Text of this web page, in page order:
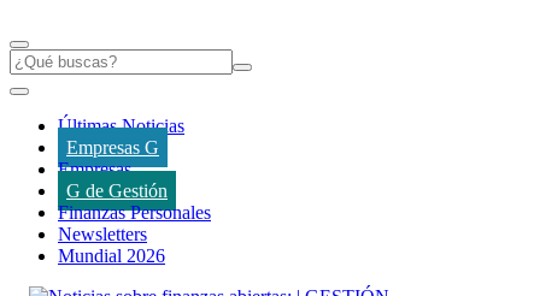
Últimas Noticias
Empresas G
Empresas
G de Gestión
Finanzas Personales
Newsletters
Mundial 2026